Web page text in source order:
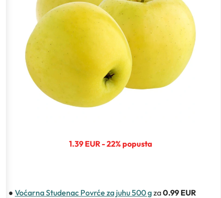
1.39 EUR - 22% popusta
● Voćarna Studenac Povrće za juhu 500 gza0.99 EUR